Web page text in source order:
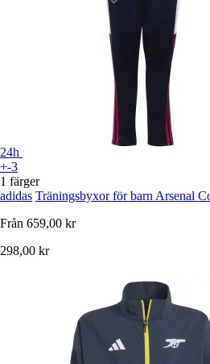
24h
+-3
1 färger
adidas Träningsbyxor för barn Arsenal
Från 659,00 kr
298,00 kr